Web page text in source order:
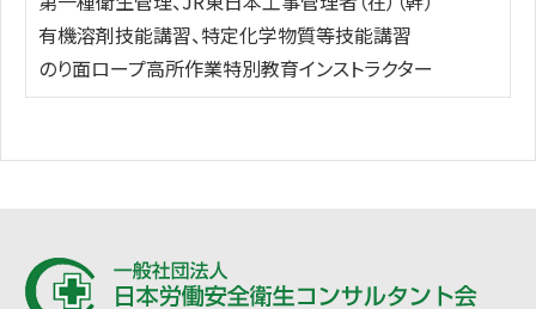
有機溶剤技能講習、特定化学物質等技能講習
のり面ロープ高所作業特別教育インストラクター